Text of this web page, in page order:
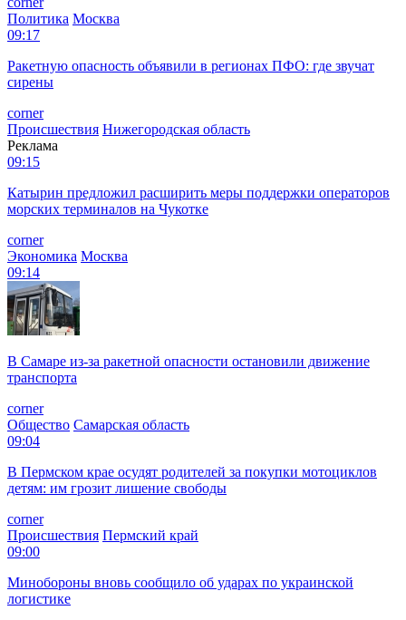
Политика Москва
09:17
Ракетную опасность объявили в регионах ПФО: где звучат
сирены
corner
Происшествия Нижегородская область
Реклама
09:15
Катырин предложил расширить меры поддержки операторов
морских терминалов на Чукотке
corner
Экономика Москва
09:14
В Самаре из-за ракетной опасности остановили движение
транспорта
corner
Общество Самарская область
09:04
В Пермском крае осудят родителей за покупки мотоциклов
детям: им грозит лишение свободы
corner
Происшествия Пермский край
09:00
Минобороны вновь сообщило об ударах по украинской
логистике